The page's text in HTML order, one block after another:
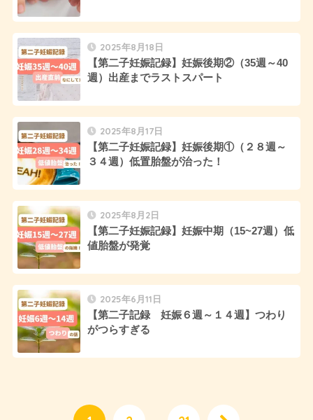
2025年8月18日
【第二子妊娠記録】妊娠後期②（35週～40
週）出産までラストスパート
2025年8月17日
【第二子妊娠記録】妊娠後期①（２８週～
３４週）低置胎盤が治った！
2025年8月2日
【第二子妊娠記録】妊娠中期（15~27週）低
値胎盤が発覚
2025年6月11日
【第二子記録 妊娠６週～１４週】つわり
がつらすぎる